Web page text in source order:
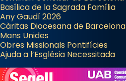
Basílica de la Sagrada Família
Any Gaudí 2026
Càritas Diocesana de Barcelona
Mans Unides
Obres Missionals Pontifícies
Ajuda a l’Església Necessitada